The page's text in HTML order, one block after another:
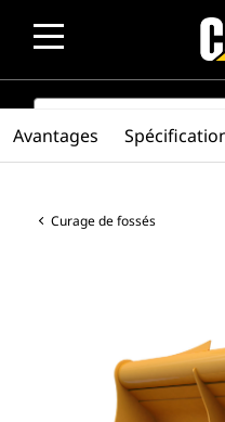
SEARCH
Curage de fossés
Avantages